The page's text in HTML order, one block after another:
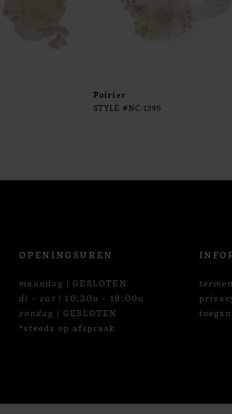
Poirier
STYLE #NC-1395
OPENINGSUREN
maandag | GESLOTEN
di - zat | 10:30u - 18:00u
zondag | GESLOTEN
*steeds op afspraak